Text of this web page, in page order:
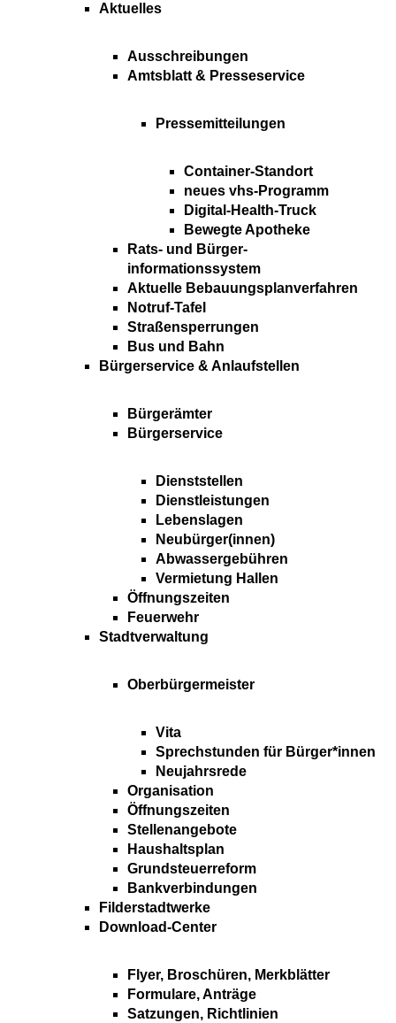
Aktuelles
Ausschreibungen
Amtsblatt & Presseservice
Pressemitteilungen
Container-Standort
neues vhs-Programm
Digital-Health-Truck
Bewegte Apotheke
Rats- und Bürger-
informationssystem
Aktuelle Bebauungsplanverfahren
Notruf-Tafel
Straßensperrungen
Bus und Bahn
Bürgerservice & Anlaufstellen
Bürgerämter
Bürgerservice
Dienststellen
Dienstleistungen
Lebenslagen
Neubürger(innen)
Abwassergebühren
Vermietung Hallen
Öffnungszeiten
Feuerwehr
Stadtverwaltung
Oberbürgermeister
Vita
Sprechstunden für Bürger*innen
Neujahrsrede
Organisation
Öffnungszeiten
Stellenangebote
Haushaltsplan
Grundsteuerreform
Bankverbindungen
Filderstadtwerke
Download-Center
Flyer, Broschüren, Merkblätter
Formulare, Anträge
Satzungen, Richtlinien